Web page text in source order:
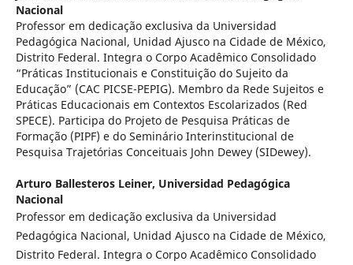
Nacional
Professor em dedicação exclusiva da Universidad
Pedagógica Nacional, Unidad Ajusco na Cidade de México,
Distrito Federal. Integra o Corpo Acadêmico Consolidado
“Práticas Institucionais e Constituição do Sujeito da
Educação” (CAC PICSE-PEPIG). Membro da Rede Sujeitos e
Práticas Educacionais em Contextos Escolarizados (Red
SPECE). Participa do Projeto de Pesquisa Práticas de
Formação (PIPF) e do Seminário Interinstitucional de
Pesquisa Trajetórias Conceituais John Dewey (SIDewey).
Arturo Ballesteros Leiner, Universidad Pedagógica
Nacional
Professor em dedicação exclusiva da Universidad
Pedagógica Nacional, Unidad Ajusco na Cidade de México,
Distrito Federal. Integra o Corpo Acadêmico Consolidado